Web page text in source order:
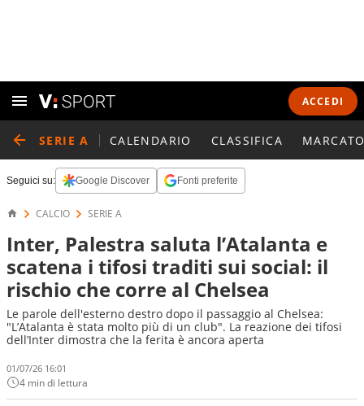
ACCEDI
SERIE A CALENDARIO CLASSIFICA
Seguici su: Google Discover Fonti preferite
CALCIO SERIE A
Inter, Palestra saluta l’Atalanta e
scatena i tifosi traditi sui social: il
rischio che corre al Chelsea
Le parole dell'esterno destro dopo il passaggio al Chelsea:
"L’Atalanta è stata molto più di un club". La reazione dei tifosi
dell’Inter dimostra che la ferita è ancora aperta
01/07/26 16:01
4 min di lettura